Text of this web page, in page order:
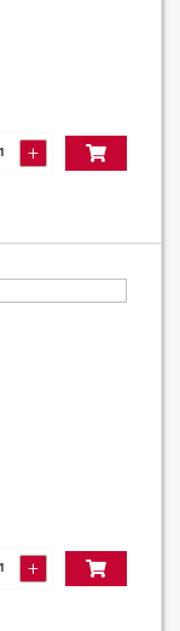
+
+